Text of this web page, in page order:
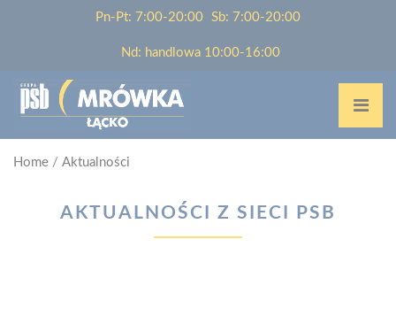
Pn-Pt: 7:00-20:00 Sb: 7:00-20:00
Nd: handlowa 10:00-16:00
Home / Aktualności
AKTUALNOŚCI Z SIECI PSB